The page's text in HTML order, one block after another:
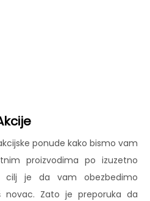
ponude kako bismo vam
proizvodima po izuzetno
cilj je da vam obezbedimo
novac. Zato je preporuka da